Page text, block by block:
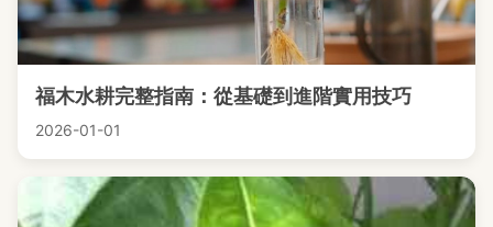
福木水耕完整指南：從基礎到進階實用技巧
2026-01-01